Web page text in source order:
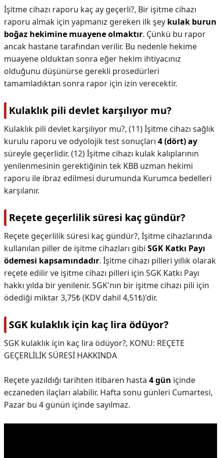
İşitme cihazı raporu kaç ay geçerli?, Bir işitme cihazı
raporu almak için yapmanız gereken ilk şey kulak burun
boğaz hekimine muayene olmaktır. Çünkü bu rapor
ancak hastane tarafından verilir. Bu nedenle hekime
muayene olduktan sonra eğer hekim ihtiyacınız
olduğunu düşünürse gerekli prosedürleri
tamamladıktan sonra rapor için izin verecektir.
Kulaklık pili devlet karşılıyor mu?
Kulaklık pili devlet karşılıyor mu?, (11) İşitme cihazı sağlık
kurulu raporu ve odyolojik test sonuçları 4 (dört) ay
süreyle geçerlidir. (12) İşitme cihazı kulak kalıplarının
yenilenmesinin gerektiğinin tek KBB uzman hekimi
raporu ile ibraz edilmesi durumunda Kurumca bedelleri
karşılanır.
Reçete geçerlilik süresi kaç gündür?
Reçete geçerlilik süresi kaç gündür?, İşitme cihazlarında
kullanılan piller de işitme cihazları gibi SGK Katkı Payı
ödemesi kapsamındadır. İşitme cihazı pilleri yıllık olarak
reçete edilir ve işitme cihazı pilleri için SGK Katkı Payı
hakkı yılda bir yenilenir. SGK'nın bir işitme cihazı pili için
ödediği miktar 3,75₺ (KDV dahil 4,51₺)'dir.
SGK kulaklık için kaç lira ödüyor?
SGK kulaklık için kaç lira ödüyor?, KONU: REÇETE
GEÇERLİLİK SÜRESİ HAKKINDA
Reçete yazıldığı tarihten itibaren hasta 4 gün içinde
eczaneden ilaçları alabilir. Hafta sonu günleri Cumartesi,
Pazar bu 4 günün içinde sayılmaz.